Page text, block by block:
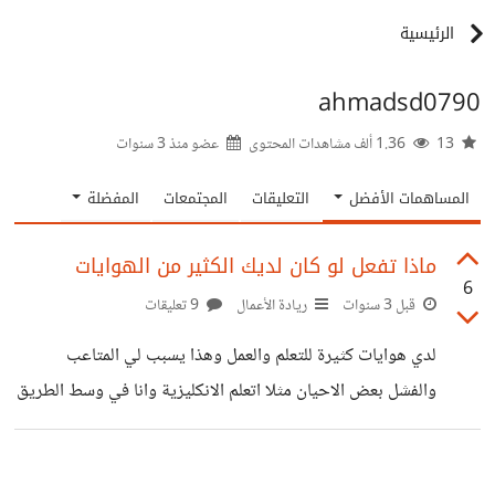
الرئيسية
ahmadsd0790
عضو منذ3 سنوات
المساهمات الأفضل التعليقات المجتمعات المفضلة
6
ماذا تفعل لو كان لديك الكثير من الهوايات
قبل 3 سنوات ريادة الأعمال
لدي هوايات كثيرة للتعلم والعمل وهذا يسبب لي المتاعب
والفشل بعض الاحيان مثلا اتعلم الانكليزية وانا في وسط الطريق
ارى اني مملت منها واريد تعلم التركية وكذلك امل اكمل الى